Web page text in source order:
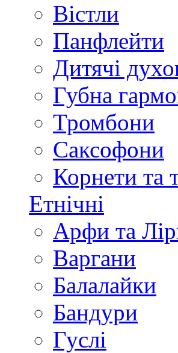
Вістли
Панфлейти
Дитячі
Губна
Тромбони
Саксофони
Корнети та
Етнічні
Арфи та
Варгани
Балалайки
Бандури
Гуслі